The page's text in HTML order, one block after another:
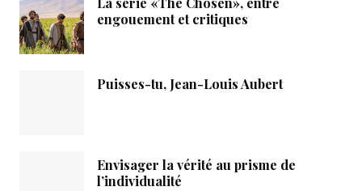
engouement et critiques
Puisses-tu, Jean-Louis Aubert
Envisager la vérité au prisme de
l’individualité